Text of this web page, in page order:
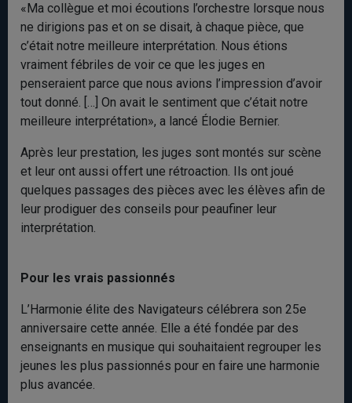
«Ma collègue et moi écoutions l’orchestre lorsque nous
ne dirigions pas et on se disait, à chaque pièce, que
c’était notre meilleure interprétation. Nous étions
vraiment fébriles de voir ce que les juges en
penseraient parce que nous avions l’impression d’avoir
tout donné. […] On avait le sentiment que c’était notre
meilleure interprétation», a lancé Élodie Bernier.
Après leur prestation, les juges sont montés sur scène
et leur ont aussi offert une rétroaction. Ils ont joué
quelques passages des pièces avec les élèves afin de
leur prodiguer des conseils pour peaufiner leur
interprétation.
Pour les vrais passionnés
L’Harmonie élite des Navigateurs célébrera son 25e
anniversaire cette année. Elle a été fondée par des
enseignants en musique qui souhaitaient regrouper les
jeunes les plus passionnés pour en faire une harmonie
plus avancée.